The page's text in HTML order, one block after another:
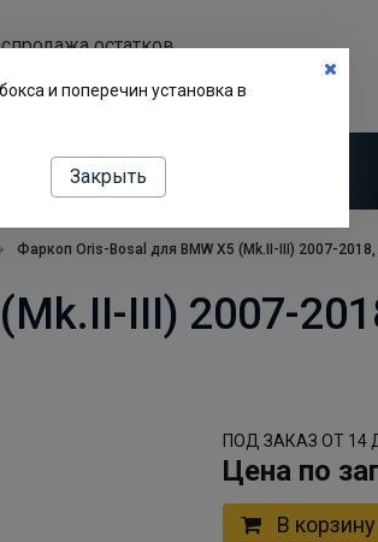
остатков
Фаркоп Oris-Bosal для BMW X5 (Mk.II-III) 2007-2018,
III) 2007-
ПОД ЗАКАЗ ОТ 14
Цена по
В корзину
и поперечин установка в
Закрыть